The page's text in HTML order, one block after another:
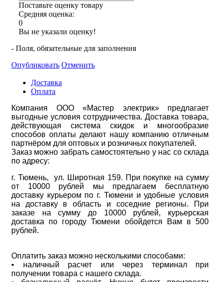
Поставьте оценку товару
Средняя оценка:
0
Вы не указали оценку!
- Поля, обязательные для заполнения
Опубликовать Отменить
Доставка
Оплата
Компания ООО «Мастер электрик» предлагает
выгодные условия сотрудничества. Доставка товара,
действующая система скидок и многообразие
способов оплаты делают нашу компанию отличным
партнёром для оптовых и розничных покупателей.
Заказ можно забрать самостоятельно у нас со склада
по адресу:
г. Тюмень, ул. Широтная 159. При покупке на сумму
от 10000 рублей мы предлагаем бесплатную
доставку курьером по г. Тюмени и удобные условия
на доставку в область и соседние регионы. При
заказе на сумму до 10000 рублей, курьерская
доставка по городу Тюмени обойдется Вам в 500
рублей.
Оплатить заказ можно несколькими способами:
• наличный расчет или через терминал при
получении товара с нашего склада.